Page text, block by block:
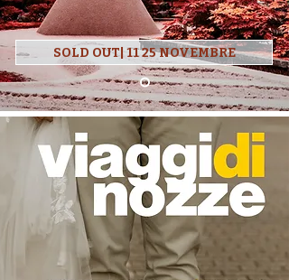
SOLD OUT| 11 25 NOVEMBRE